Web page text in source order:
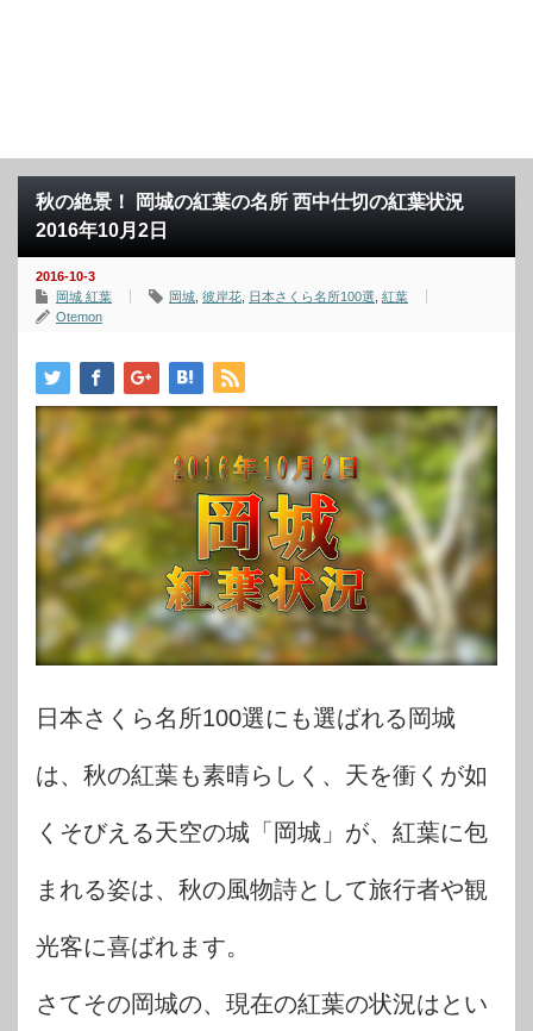
秋の絶景！ 岡城の紅葉の名所 西中仕切の紅葉状況
2016年10月2日
2016-10-3
岡城 紅葉
岡城 彼岸花 日本さくら名所100選 紅葉
Otemon
日本さくら名所100選にも選ばれる岡城
は、秋の紅葉も素晴らしく、天を衝くが如
くそびえる天空の城「岡城」が、紅葉に包
まれる姿は、秋の風物詩として旅行者や観
光客に喜ばれます。
さてその岡城の、現在の紅葉の状況はとい